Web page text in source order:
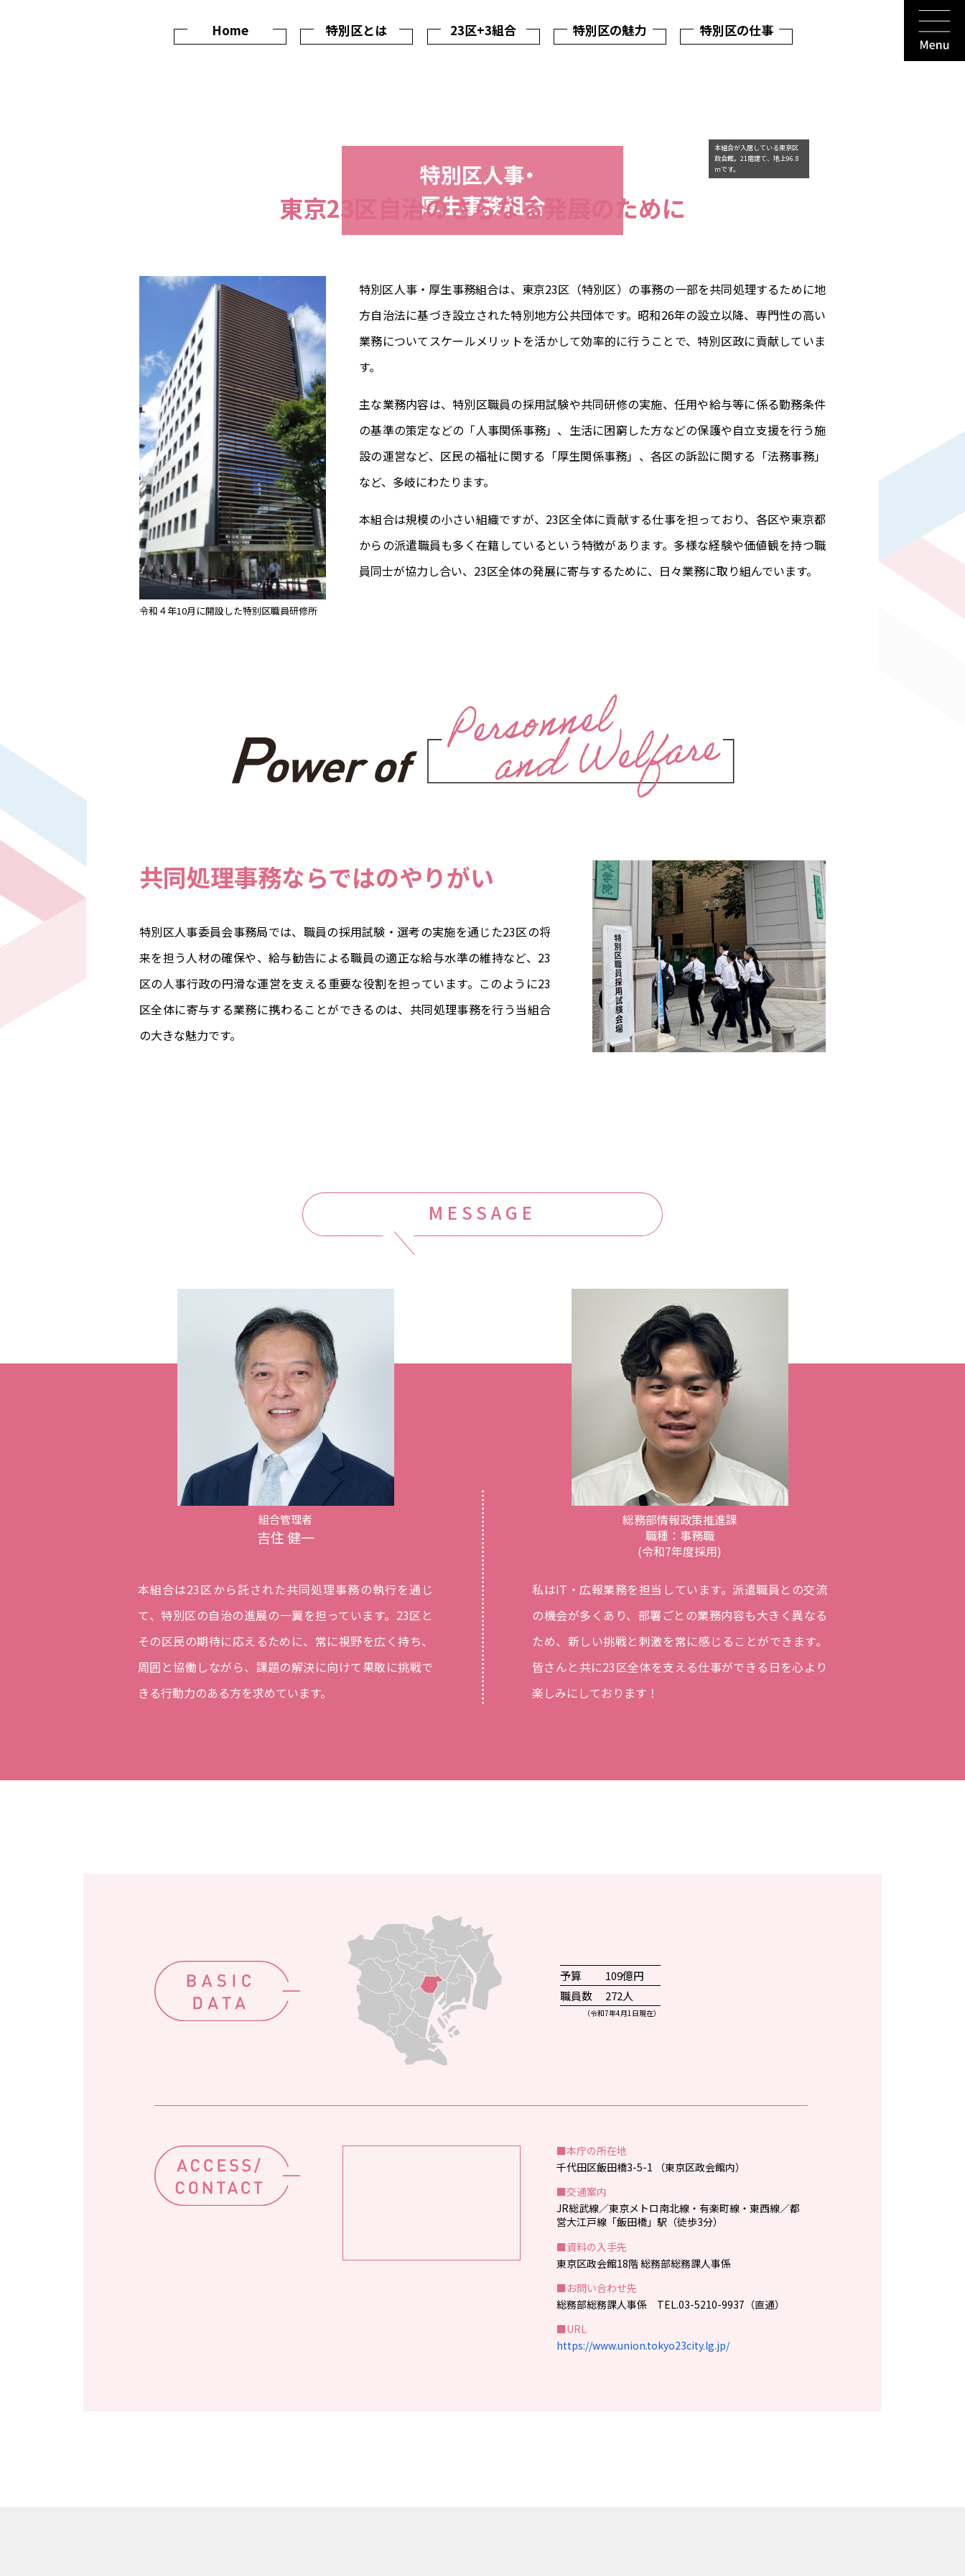
Home 特別区とは 23区+3組合 特別区の魅力 特別区の仕事
本組合が入居している東京区
政会館。21階建て、地上96.8
ｍです。
東京23区自治のさらなる発展のために
令和４年10月に開設した特別区職員研修所
特別区人事・厚生事務組合は、東京23区（特別区）の事務の一部を共同処理するために地
方自治法に基づき設立された特別地方公共団体です。昭和26年の設立以降、専門性の高い
業務についてスケールメリットを活かして効率的に行うことで、特別区政に貢献していま
す。
主な業務内容は、特別区職員の採用試験や共同研修の実施、任用や給与等に係る勤務条件
の基準の策定などの「人事関係事務」、生活に困窮した方などの保護や自立支援を行う施
設の運営など、区民の福祉に関する「厚生関係事務」、各区の訴訟に関する「法務事務」
など、多岐にわたります。
本組合は規模の小さい組織ですが、23区全体に貢献する仕事を担っており、各区や東京都
からの派遣職員も多く在籍しているという特徴があります。多様な経験や価値観を持つ職
員同士が協力し合い、23区全体の発展に寄与するために、日々業務に取り組んでいます。
共同処理事務ならではのやりがい
特別区人事委員会事務局では、職員の採用試験・選考の実施を通じた23区の将
来を担う人材の確保や、給与勧告による職員の適正な給与水準の維持など、23
区の人事行政の円滑な運営を支える重要な役割を担っています。このように23
区全体に寄与する業務に携わることができるのは、共同処理事務を行う当組合
の大きな魅力です。
MESSAGE
組合管理者
吉住 健一
本組合は23区から託された共同処理事務の執行を通じ
て、特別区の自治の進展の一翼を担っています。23区と
その区民の期待に応えるために、常に視野を広く持ち、
周囲と協働しながら、課題の解決に向けて果敢に挑戦で
きる行動力のある方を求めています。
総務部情報政策推進課
職種：事務職
(令和7年度採用)
私はIT・広報業務を担当しています。派遣職員との交流
の機会が多くあり、部署ごとの業務内容も大きく異なる
ため、新しい挑戦と刺激を常に感じることができます。
皆さんと共に23区全体を支える仕事ができる日を心より
楽しみにしております！
予算
109億円
職員数
272人
（令和7年4月1日現在）
■本庁の所在地
千代田区飯田橋3-5-1 （東京区政会館内）
■交通案内
JR総武線／東京メトロ南北線・有楽町線・東西線／都
営大江戸線「飯田橋」駅（徒歩3分）
■資料の入手先
東京区政会館18階 総務部総務課人事係
■お問い合わせ先
総務部総務課人事係 TEL.03-5210-9937（直通）
■URL
https://www.union.tokyo23city.lg.jp/